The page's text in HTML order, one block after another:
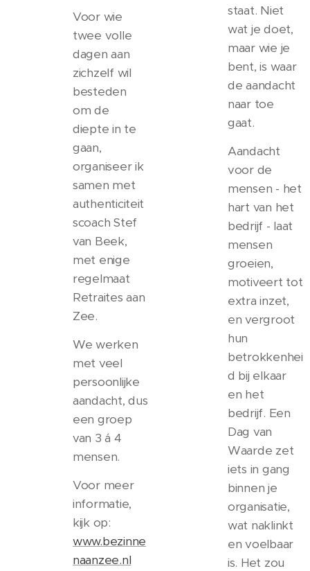
Voor wie
twee volle
dagen aan
zichzelf wil
besteden
om de
diepte in te
gaan,
organiseer ik
samen met
authenticiteit
scoach Stef
van Beek,
met enige
regelmaat
Retraites aan
Zee.
We werken
met veel
persoonlijke
aandacht, dus
een groep
van 3 á 4
mensen.
Voor meer
informatie,
kijk op:
www.bezinne
naanzee.nl
staat. Niet
wat je doet,
maar wie je
bent, is waar
de aandacht
naar toe
gaat.
Aandacht
voor de
mensen - het
hart van het
bedrijf - laat
mensen
groeien,
motiveert tot
extra inzet,
en vergroot
hun
betrokkenhei
d bij elkaar
en het
bedrijf. Een
Dag van
Waarde zet
iets in gang
binnen je
organisatie,
wat naklinkt
en voelbaar
is. Het zou